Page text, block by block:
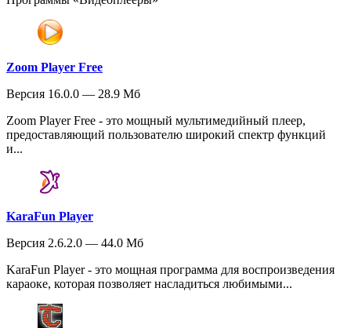
Zoom Player Free
Версия 16.0.0 — 28.9 Мб
Zoom Player Free - это мощный мультимедийный плеер,
предоставляющий пользователю широкий спектр функций
и...
KaraFun Player
Версия 2.6.2.0 — 44.0 Мб
KaraFun Player - это мощная программа для воспроизведения
караоке, которая позволяет насладиться любимыми...